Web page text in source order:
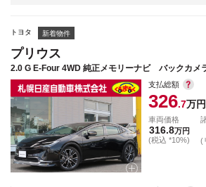
トヨタ 新着物件
プリウス
2.0 G E-Four 4WD 純正メモリーナビ バックカメ
支払総額
326.7万円
車両価格
316.8万円
(税込 *10%)
(